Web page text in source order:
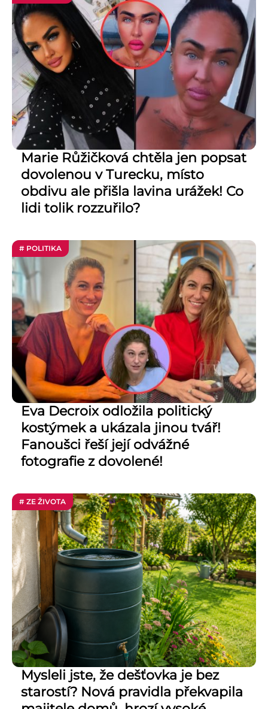
Marie Růžičková chtěla jen popsat
dovolenou v Turecku, místo
obdivu ale přišla lavina urážek! Co
lidi tolik rozzuřilo?
# POLITIKA
Eva Decroix odložila politický
kostýmek a ukázala jinou tvář!
Fanoušci řeší její odvážné
fotografie z dovolené!
# ZE ŽIVOTA
Mysleli jste, že dešťovka je bez
starostí? Nová pravidla překvapila